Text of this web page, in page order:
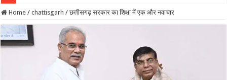
Home / chattisgarh / छत्तीसगढ़ सरकार का शिक्षा में एक और नवाचार